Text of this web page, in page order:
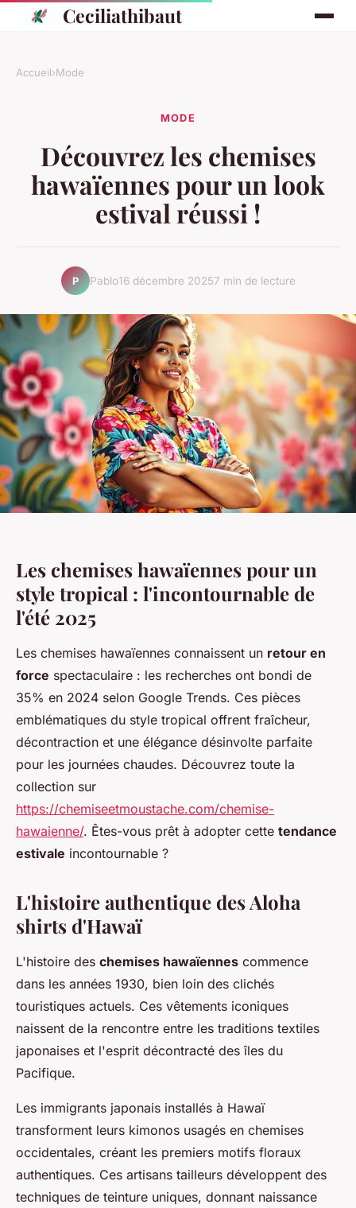
Ceciliathibaut
Accueil›Mode
MODE
Découvrez les chemises
hawaïennes pour un look
estival réussi !
P Pablo16 décembre 20257 min de lecture
Les chemises hawaïennes pour un
style tropical : l'incontournable de
l'été 2025
Les chemises hawaïennes connaissent un retour en
force spectaculaire : les recherches ont bondi de
35% en 2024 selon Google Trends. Ces pièces
emblématiques du style tropical offrent fraîcheur,
décontraction et une élégance désinvolte parfaite
pour les journées chaudes. Découvrez toute la
collection sur
https://chemiseetmoustache.com/chemise-
hawaienne/. Êtes-vous prêt à adopter cette tendance
estivale incontournable ?
L'histoire authentique des Aloha
shirts d'Hawaï
L'histoire des chemises hawaïennes commence
dans les années 1930, bien loin des clichés
touristiques actuels. Ces vêtements iconiques
naissent de la rencontre entre les traditions textiles
japonaises et l'esprit décontracté des îles du
Pacifique.
Les immigrants japonais installés à Hawaï
transforment leurs kimonos usagés en chemises
occidentales, créant les premiers motifs floraux
authentiques. Ces artisans tailleurs développent des
techniques de teinture uniques, donnant naissance